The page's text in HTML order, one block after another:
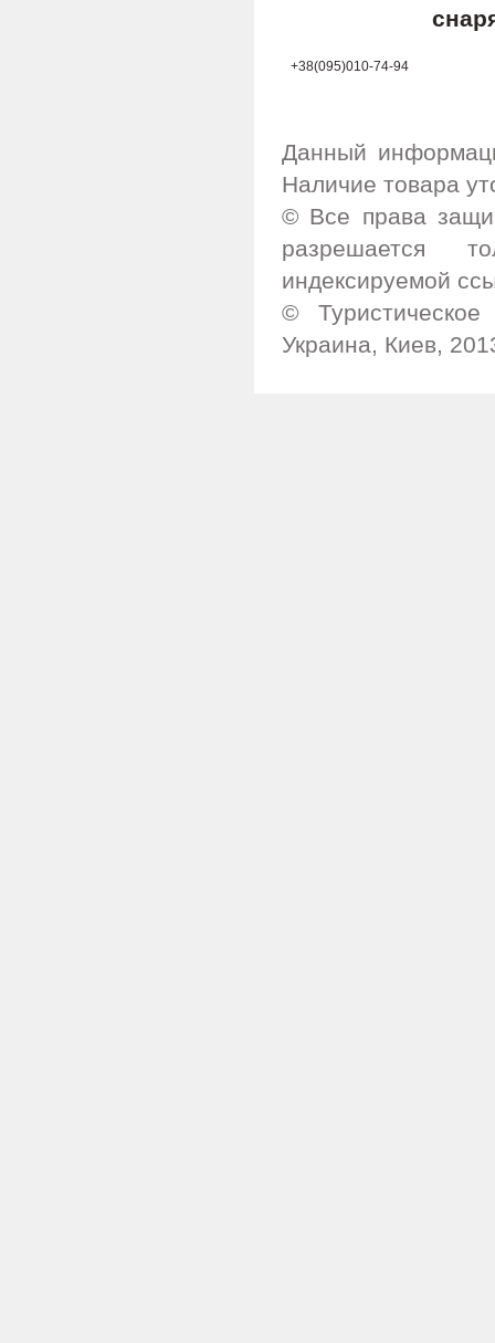
+38(095)010-74-94
Данный
Наличие товара
© Все права
разрешается
индексируемой
©
Украина, Киев,